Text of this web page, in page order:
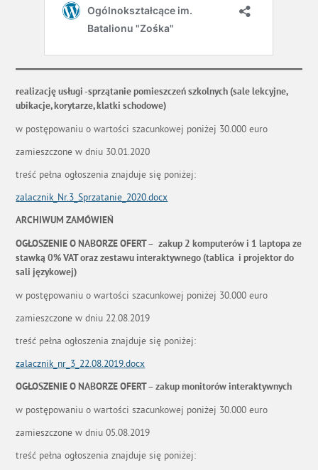
realizację usługi -sprzątanie pomieszczeń szkolnych (sale lekcyjne,
ubikacje, korytarze, klatki schodowe)
w postępowaniu o wartości szacunkowej poniżej 30.000 euro
zamieszczone w dniu 30.01.2020
treść pełna ogłoszenia znajduje się poniżej:
zalacznik_Nr.3_Sprzatanie_2020.docx
ARCHIWUM ZAMÓWIEŃ
OGŁOSZENIE O NABORZE OFERT –zakup 2 komputerów i 1 laptopa ze
stawką 0% VAT oraz zestawu interaktywnego (tablica i projektor do
sali językowej)
w postępowaniu o wartości szacunkowej poniżej 30.000 euro
zamieszczone w dniu 22.08.2019
treść pełna ogłoszenia znajduje się poniżej:
zalacznik_nr_3_22.08.2019.docx
OGŁOSZENIE O NABORZE OFERT – zakup monitorów interaktywnych
w postępowaniu o wartości szacunkowej poniżej 30.000 euro
zamieszczone w dniu 05.08.2019
treść pełna ogłoszenia znajduje się poniżej: